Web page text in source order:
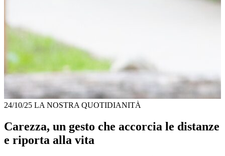
24/10/25 LA NOSTRA QUOTIDIANITÀ
Carezza, un gesto che accorcia le distanze
e riporta alla vita